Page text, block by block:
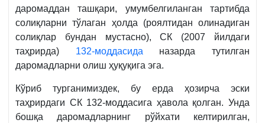
қарорига
илова
харажатларининг
таркиби
тўғрисидаги
Низом
даромаддан ташқари, умумбелгиланган тартибда
солиқларни тўлаган ҳолда (роялтидан олинадиган
солиқлар бундан мустасно), СК (2007 йилдаги
таҳрирда) 132-моддасида назарда тутилган
даромадларни олиш ҳуқуқига эга.
Кўриб турганимиздек, бу ерда ҳозирча эски
таҳрирдаги СК 132-моддасига ҳавола қолган. Унда
бошқа даромадларнинг рўйхати келтирилган,